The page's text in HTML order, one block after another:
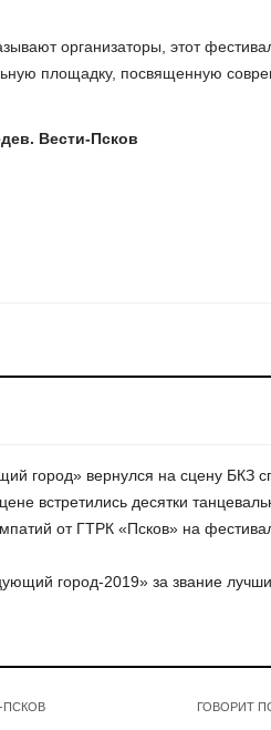
организаторы, этот
площадку, посвященную
Вести-Псков
город» вернулся на сцену БКЗ
встретились десятки
от ГТРК «Псков» на
город-2019» за звание
ПСКОВ ГОВОРИТ